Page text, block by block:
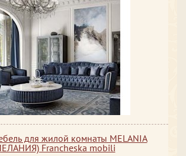
для жилой комнаты MELANIA
Francheska mobili